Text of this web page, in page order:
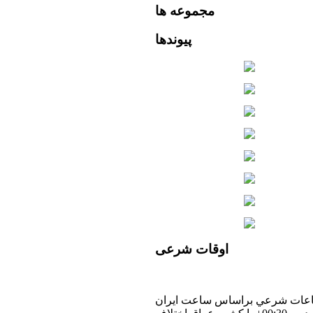
مجموعه ها
پیوندها
اوقات شرعی
شرعي براساس ساعت ايران